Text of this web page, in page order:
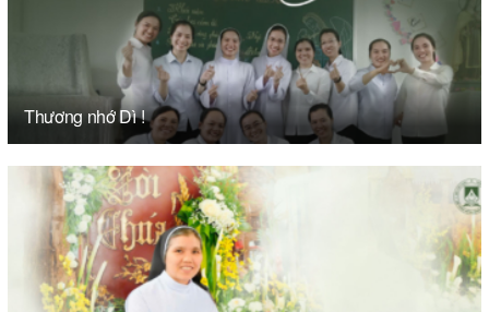
Thương nhớ Dì !